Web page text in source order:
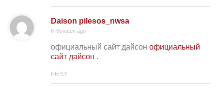
Daison pilesos_nwsa
6 Monaten ago
официальный сайт дайсон официальный
сайт дайсон .
REPLY